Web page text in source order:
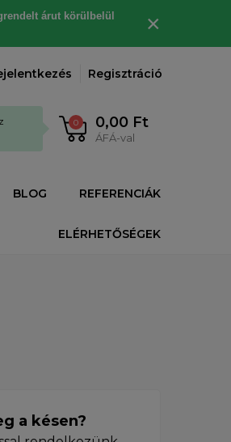
árut körülbelül
×
Regisztráció
0 0,00 Ft
ÁFÁ-val
BLOG REFERENCIÁK
ELÉRHETŐSÉGEK
a késen?